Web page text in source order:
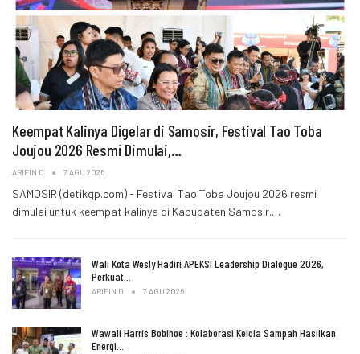
Keempat Kalinya Digelar di Samosir, Festival Tao Toba
Joujou 2026 Resmi Dimulai,…
ARIFIN D 7 AGU 2026
SAMOSIR (detikgp.com) - Festival Tao Toba Joujou 2026 resmi
dimulai untuk keempat kalinya di Kabupaten Samosir.…
Wali Kota Wesly Hadiri APEKSI Leadership Dialogue 2026,
Perkuat…
ARIFIN D 7 AGU 2026
Wawali Harris Bobihoe : Kolaborasi Kelola Sampah Hasilkan
Energi…